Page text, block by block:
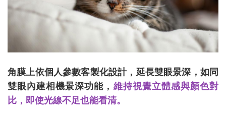
角膜上依個人參數客製化設計，延長雙眼景深，如同
雙眼內建相機景深功能， 維持視覺立體感與顏色對
比，即使光線不足也能看清。